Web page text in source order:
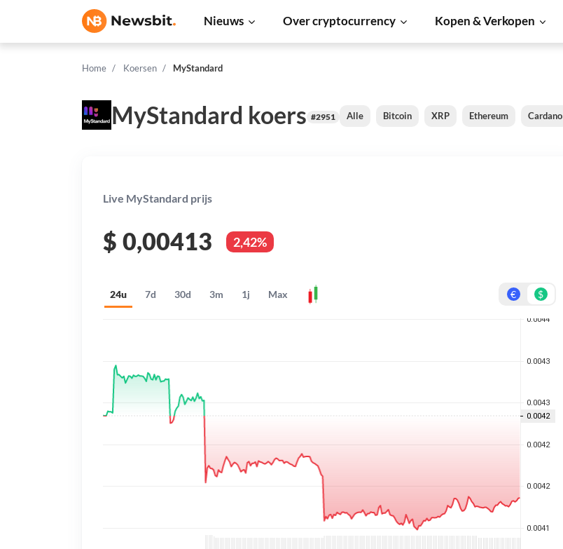
Nieuws Over cryptocurrency Kopen & Verkopen
Home Koersen MyStandard
MyStandard koers #2951 Alle Bitcoin XRP Ethereum Cardano
Live MyStandard prijs
$ 0,00413 2,42%
24u 7d 30d 3m 1j Max € $